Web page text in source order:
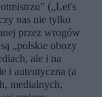
(„Let's
nas nie tylko
przez wrogów
„polskie obozy
ale i na
i autentyczna (a
medialnych,